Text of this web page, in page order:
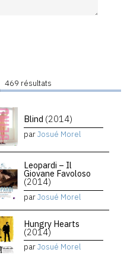
469 résultats
Blind (2014)
parJosué Morel
Leopardi – Il
Giovane Favoloso
(2014)
parJosué Morel
Hungry Hearts
(2014)
parJosué Morel